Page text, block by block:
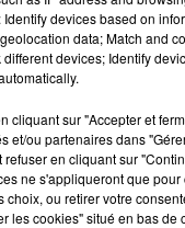
FRONTALE
devices based on
data; Match and
devices; Identify
cliquant sur "Accepter et
et/ou partenaires dans
en cliquant sur
ne s'appliqueront que pour
choix, ou retirer votre
les cookies" situé en bas de